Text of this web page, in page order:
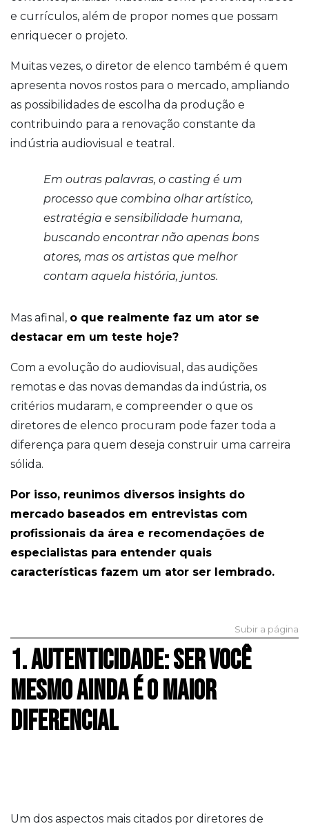
e currículos, além de propor nomes que possam
enriquecer o projeto.
Muitas vezes, o diretor de elenco também é quem
apresenta novos rostos para o mercado, ampliando
as possibilidades de escolha da produção e
contribuindo para a renovação constante da
indústria audiovisual e teatral.
Em outras palavras, o casting é um
processo que combina olhar artístico,
estratégia e sensibilidade humana,
buscando encontrar não apenas bons
atores, mas os artistas que melhor
contam aquela história, juntos.
Mas afinal, o que realmente faz um ator se
destacar em um teste hoje?
Com a evolução do audiovisual, das audições
remotas e das novas demandas da indústria, os
critérios mudaram, e compreender o que os
diretores de elenco procuram pode fazer toda a
diferença para quem deseja construir uma carreira
sólida.
Por isso, reunimos diversos insights do
mercado baseados em entrevistas com
profissionais da área e recomendações de
especialistas para entender quais
características fazem um ator ser lembrado.
Subir a página
1. AUTENTICIDADE: SER VOCÊ
MESMO AINDA É O MAIOR
DIFERENCIAL
Um dos aspectos mais citados por diretores de